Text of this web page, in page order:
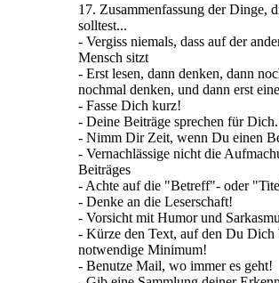
17. Zusammenfassung der Dinge,
solltest...
- Vergiss niemals, dass auf der
Mensch sitzt
- Erst lesen, dann denken, dann
nochmal denken, und dann erst
- Fasse Dich kurz!
- Deine Beiträge sprechen für
- Nimm Dir Zeit, wenn Du einen
- Vernachlässige nicht die
Beiträges
- Achte auf die "Betreff"- oder
- Denke an die Leserschaft!
- Vorsicht mit Humor und
- Kürze den Text, auf den Du Dich
notwendige Minimum!
- Benutze Mail, wo immer es geht!